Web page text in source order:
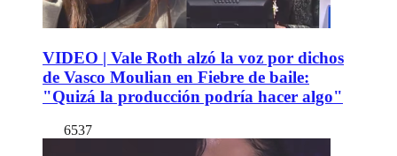
VIDEO | Vale Roth alzó la voz por dichos
de Vasco Moulian en Fiebre de baile:
"Quizá la producción podría hacer algo"
6537